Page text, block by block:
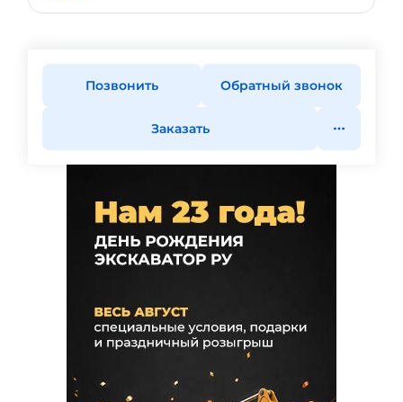
Позвонить Обратный звонок
Заказать